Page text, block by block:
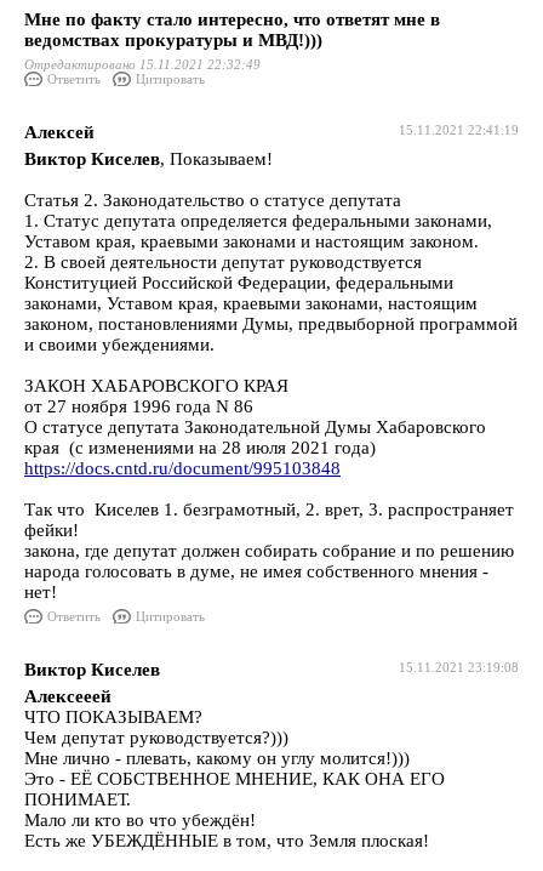
Мне по факту стало интересно, что ответят мне в
ведомствах прокуратуры и МВД!)))
Отредактировано 15.11.2021 22:32:49
Ответить
Цитировать
15.11.2021 22:41:19
Алексей
Виктор Киселев, Показываем!
Статья 2. Законодательство о статусе депутата
1. Статус депутата определяется федеральными законами,
Уставом края, краевыми законами и настоящим законом.
2. В своей деятельности депутат руководствуется
Конституцией Российской Федерации, федеральными
законами, Уставом края, краевыми законами, настоящим
законом, постановлениями Думы, предвыборной программой
и своими убеждениями.
ЗАКОН ХАБАРОВСКОГО КРАЯ
от 27 ноября 1996 года N 86
О статусе депутата Законодательной Думы Хабаровского
края (с изменениями на 28 июля 2021 года)
https://docs.cntd.ru/document/995103848
Так что Киселев 1. безграмотный, 2. врет, 3. распространяет
фейки!
закона, где депутат должен собирать собрание и по решению
народа голосовать в думе, не имея собственного мнения -
нет!
Ответить Цитировать
15.11.2021 23:19:08
Виктор Киселев
Алексееей
ЧТО ПОКАЗЫВАЕМ?
Чем депутат руководствуется?)))
Мне лично - плевать, какому он углу молится!)))
Это - ЕЁ СОБСТВЕННОЕ МНЕНИЕ, КАК ОНА ЕГО
ПОНИМАЕТ.
Мало ли кто во что убеждён!
Есть же УБЕЖДЁННЫЕ в том, что Земля плоская!